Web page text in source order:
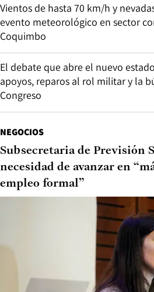
Vientos de hasta 70 km/h y
evento meteorológico en sector
Coquimbo
El debate que abre el nuevo
apoyos, reparos al rol militar y la
Congreso
NEGOCIOS
Subsecretaria de Previsión
necesidad de avanzar en
empleo formal”